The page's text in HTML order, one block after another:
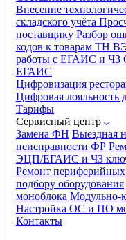
Внесение
складского учёта
поставщику Разбор
кодов к товарам ТН
работы с ЕГАИС и ЧЗ
ЕГАИС
Цифровизация
Цифровая лояльность
Тарифы
Сервисный центр
Замена ФН Выездная
неисправности ФР
ЭЦП/ЕГАИС и ЧЗ
Ремонт периферийных
подбору оборудования
моноблока Модульно-
Настройка ОС и ПО
Контакты